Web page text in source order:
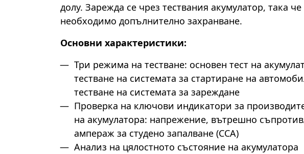
долу. Зарежда се чрез тествания акумулатор, така
необходимо допълнително захранване.
Основни характеристики:
Три режима на тестване: основен тест на
тестване на системата за стартиране на
тестване на системата за зареждане
Проверка на ключови индикатори за
на акумулатора: напрежение, вътрешно
ампераж за студено запалване (CCA)
Анализ на цялостното състояние на акумулатора